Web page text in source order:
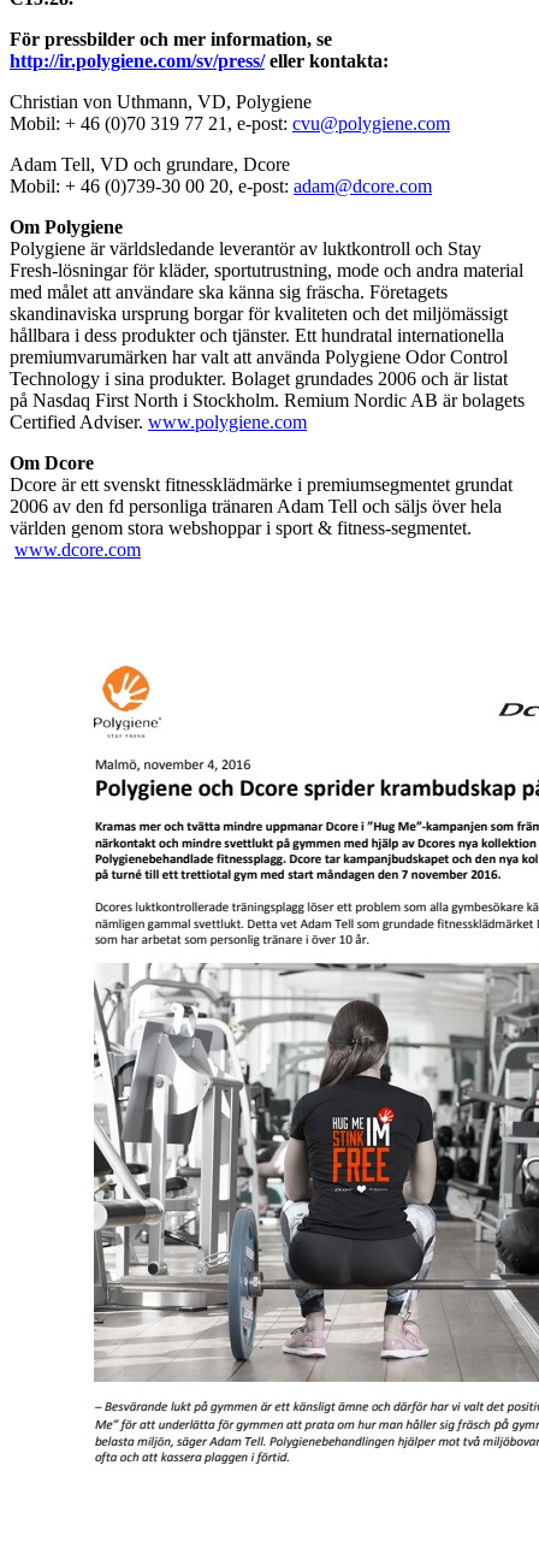
För pressbilder och mer information, se
http://ir.polygiene.com/sv/press/eller kontakta:
Christian von Uthmann, VD, Polygiene
Mobil: + 46 (0)70 319 77 21, e-post: cvu@polygiene.com
Adam Tell, VD och grundare, Dcore
Mobil: + 46 (0)739-30 00 20, e-post: adam@dcore.com
Om Polygiene
Polygiene är världsledande leverantör av luktkontroll och Stay
Fresh-lösningar för kläder, sportutrustning, mode och andra material
med målet att användare ska känna sig fräscha. Företagets
skandinaviska ursprung borgar för kvaliteten och det miljömässigt
hållbara i dess produkter och tjänster. Ett hundratal internationella
premiumvarumärken har valt att använda Polygiene Odor Control
Technology i sina produkter. Bolaget grundades 2006 och är listat
på Nasdaq First North i Stockholm. Remium Nordic AB är bolagets
Certified Adviser. www.polygiene.com
Om Dcore
Dcore är ett svenskt fitnessklädmärke i premiumsegmentet grundat
2006 av den fd personliga tränaren Adam Tell och säljs över hela
världen genom stora webshoppar i sport & fitness-segmentet.
www.dcore.com